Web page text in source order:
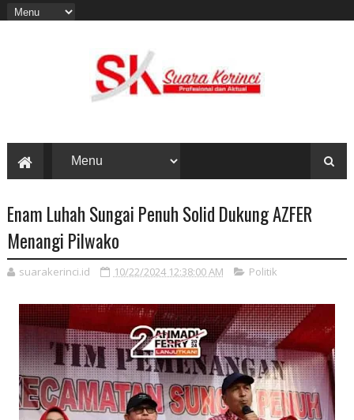
Enam Luhah Sungai Penuh Solid Dukung AZFER
Menangi Pilwako
suarakerinci.id 10/22/2024 12:38:00 AM Politik